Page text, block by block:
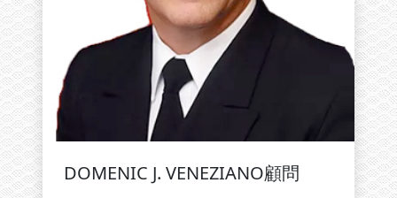
DOMENIC J. VENEZIANO顧問